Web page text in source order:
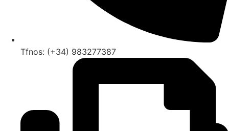
Tfnos: (+34) 983277387